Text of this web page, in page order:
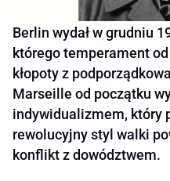
Berlin wydał w grudniu
którego temperament
kłopoty z
Marseille od początku
indywidualizmem, który
rewolucyjny styl walki
konflikt z dowództwem.